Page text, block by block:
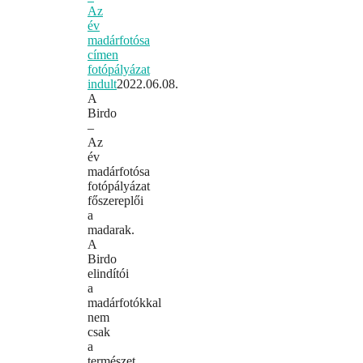
Az
év
madárfotósa
címen
fotópályázat
indult2022.06.08.
A
Birdo
–
Az
év
madárfotósa
fotópályázat
főszereplői
a
madarak.
A
Birdo
elindítói
a
madárfotókkal
nem
csak
a